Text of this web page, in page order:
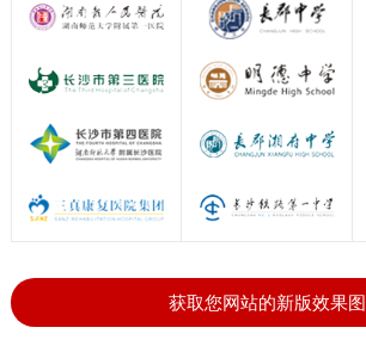
获取您网站的新版效果图